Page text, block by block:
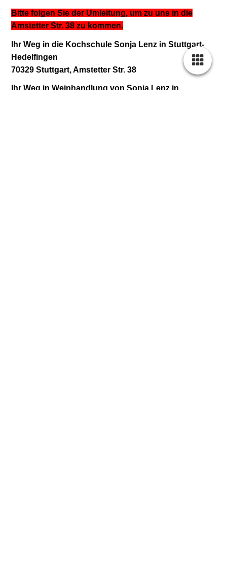
Bitte folgen Sie der Umleitung, um zu uns in die
Amstetter Str. 38 zu kommen.
Ihr Weg in die Kochschule Sonja Lenz in Stuttgart-
Hedelfingen
70329 Stuttgart, Amstetter Str. 38
Ihr Weg in Weinhandlung von Sonja Lenz in